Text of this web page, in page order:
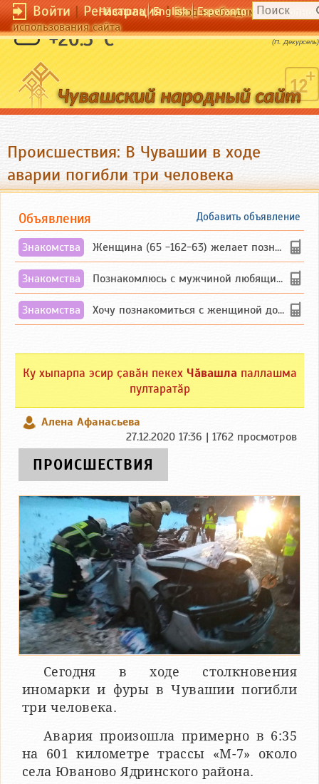
Войти|Регистрация|Вход необходим для
использования сайта
Чӑвашла English Esperanto
+20.5 °C Нищенство - это труд ленности.
(П. Декурсель)
Происшествия: В Чувашии в ходе
аварии погибли три человека
Добавить объявление
Объявления
Знакомства Женщина (65 -162-63) желает познакомиться с одиноким, добродушным, без вредных ...
Знакомства Познакомлюсь с мужчиной любящим танцевать и петь на родном чувашском языке
Знакомства Хочу познакомиться с женщиной до 55 лет чувашской или русской национальности дл...
Ку хыпарпа эсир ҫавӑн пекех Чӑвашла паллашма
пултаратӑр
Алена Афанасьева
27.12.2020 17:36 | 1762 просмотров
ПРОИСШЕСТВИЯ
Сегодня в ходе столкновения
иномарки и фуры в Чувашии погибли
три человека.
Авария произошла примерно в 6:35
на 601 километре трассы «М-7» около
села Юваново Ядринского района.